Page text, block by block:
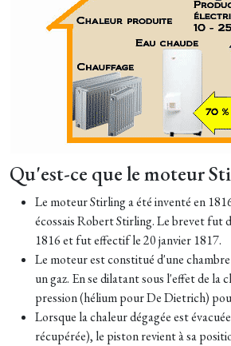
Qu'est-ce que le moteur
Le moteur Stirling a été inventé en
écossais Robert Stirling. Le brevet fut
1816 et fut effectif le 20 janvier 1817.
Le moteur est constitué d'une
un gaz. En se dilatant sous l'effet de la
pression (hélium pour De Dietrich)
Lorsque la chaleur dégagée est
récupérée), le piston revient à sa